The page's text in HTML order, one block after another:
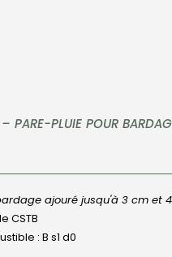
PLUIE POUR
ajouré jusqu'à 3 cm et
CSTB
: B s1 d0